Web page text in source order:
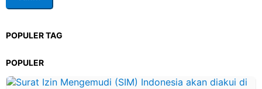
POPULER TAG
POPULER